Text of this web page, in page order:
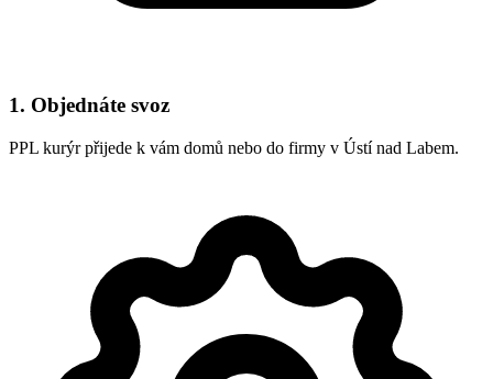
1. Objednáte svoz
PPL kurýr přijede k vám domů nebo do firmy v Ústí nad Labem.